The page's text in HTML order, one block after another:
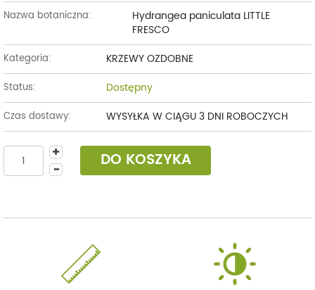
Nazwa botaniczna:
Hydrangea paniculata LITTLE
FRESCO
Kategoria: KRZEWY OZDOBNE
Status: Dostępny
Czas dostawy: WYSYŁKA W CIĄGU 3 DNI ROBOCZYCH
DO KOSZYKA